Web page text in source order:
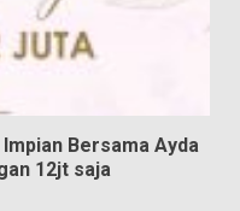
Bersama Ayda
12jt saja